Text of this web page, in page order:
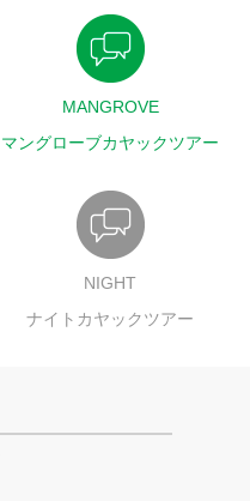
MANGROVE
マングローブカヤックツアー
NIGHT
ナイトカヤックツアー